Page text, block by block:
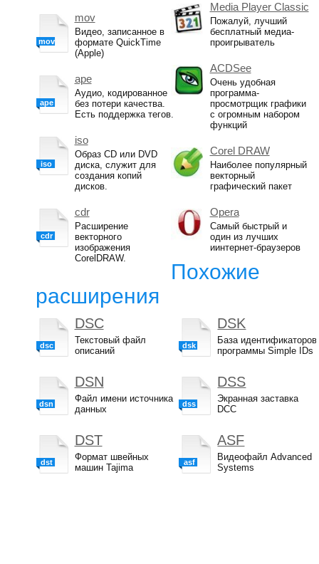
mov
mov
Видео, записанное в
формате QuickTime
(Apple)
ape
ape
Аудио, кодированное
без потери качества.
Есть поддержка тегов.
iso
iso
Образ CD или DVD
диска, служит для
создания копий
дисков.
cdr
cdr
Расширение
векторного
изображения
CorelDRAW.
Media Player Classic
Пожалуй, лучший
бесплатный медиа-
проигрыватель
ACDSee
Очень удобная
программа-
просмотрщик графики
с огромным набором
функций
Corel DRAW
Наиболее популярный
векторный
графический пакет
Opera
Самый быстрый и
один из лучших
иинтернет-браузеров
Похожие
расширения
dsc
DSC
Текстовый файл
описаний
dsn
DSN
Файл имени источника
данных
dst
DST
Формат швейных
машин Tajima
dsk
DSK
База идентификаторов
программы Simple IDs
dss
DSS
Экранная заставка
DCC
asf
ASF
Видеофайл Advanced
Systems